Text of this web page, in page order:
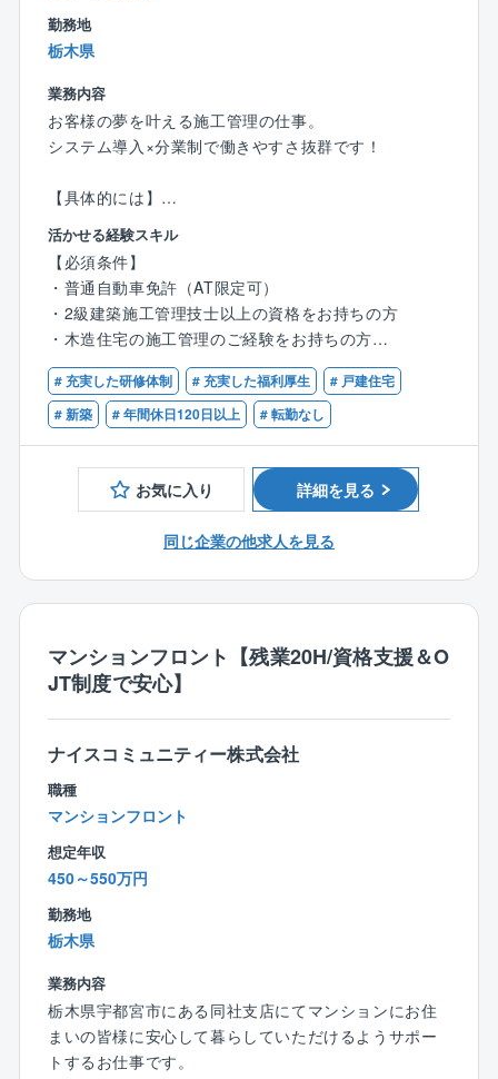
「子どもがのびのびと遊べる家が良い」「趣味の部屋
を作りたい」など希望はさまざまです！
お客様と直接関わることができるからこそ、一つひと
つのこだわりを実現できるやりがいがあります！
〈チーム組織構成〉
いずれの拠点も、明るい声が響き、活気にあふれた雰
囲気で、わからないことがあれば気軽に質問できる環
境が整っています。
中途入社も多く、壁を感じることなく馴染むことがで
きる環境です。
〈男女比〉4：6
≪商品ラインアップ≫
■ローコストで自由設計が可能な自由設計住宅シリーズ
■100種類以上の間取りや外観から選べる企画住宅シリ
る正直な会社です。
また、フル装備の住宅や高気密・高断熱・オール電化
の標準仕様、さらには独自に開発した耐震・制震機能
を備えた「SKダンパー」を採用しており、より安心の
勤務地
栃木県
業務内容
お客様の夢を叶える施工管理の仕事。
システム導入×分業制で働きやすさ抜群です！
【具体的には】
・営業からお客様を引き継ぎ、施工の打ち合わせ
・職人の手配や資材の発注を実施
・着工したら現場で品質・工程・安全管理を担当
・約3～4ヶ月で完成。引き渡しが無事に進めば、1案件
完了！
【ポイント】
◆依頼主は地域に住むファミリー層や、建て替え希望
のシニア層など
◆各現場への確認・訪問回数は1日2～3件
◆訪問先は車で1時間圏内
◆並行して進める案件は6件程度
◆注文住宅と規格住宅の割合は7：3
【働きやすい環境】
◆”残業はしない”方針
も施工状況を確認。
また、着工前の打合せは営業と分業しているため残
◆インセンティブで頑張りを還元
賞与やインセンティブがモチベーションに！
頑張りをきちんと評価する体制があります◎
活かせる経験スキル
【必須条件】
・普通自動車免許（AT限定可）
・2級建築施工管理技士以上の資格をお持ちの方
・木造住宅の施工管理のご経験をお持ちの方
【歓迎条件】
・1級建築施工管理をお持ちの方
# 充実した研修体制 # 充実した福利厚生
# 戸建住宅
# 新築
# 年間休日120日以上 # 転勤なし
お気に入り 詳細を見る
同じ企業の他求人を見る
マンションフロント【残業20H/資格支援＆O
JT制度で安心】
ナイスコミュニティー株式会社
職種
マンションフロント
想定年収
450～550万円
勤務地
栃木県
業務内容
栃木県宇都宮市にある同社支店にてマンションにお住
まいの皆様に安心して暮らしていただけるようサポー
トするお仕事です。